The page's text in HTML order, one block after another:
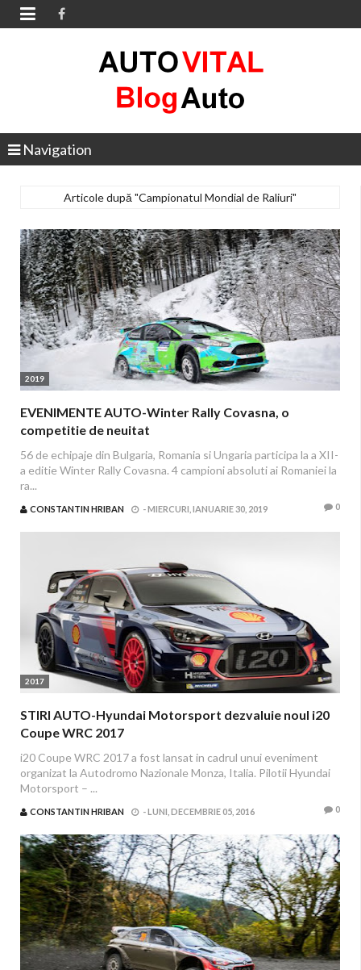

Navigation
Articole după "Campionatul Mondial de Raliuri"
2019
EVENIMENTE AUTO-Winter Rally Covasna, o
competitie de neuitat
56 de echipaje din Bulgaria, Romania si Ungaria participa la a XII-
a editie Winter Rally Covasna. 4 campioni absoluti ai Romaniei la
ra...
CONSTANTIN HRIBAN -MIERCURI, IANUARIE 30, 2019 0
2017
STIRI AUTO-Hyundai Motorsport dezvaluie noul i20
Coupe WRC 2017
i20 Coupe WRC 2017 a fost lansat in cadrul unui eveniment
organizat la Autodromo Nazionale Monza, Italia. Pilotii Hyundai
Motorsport – ...
CONSTANTIN HRIBAN -LUNI, DECEMBRIE 05, 2016 0